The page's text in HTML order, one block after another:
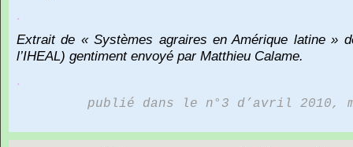
.
Extrait de « Systèmes agraires en Amérique latine »
l’IHEAL) gentiment envoyé par Matthieu Calame.
.
publié dans le n°3 d’avril 2010,